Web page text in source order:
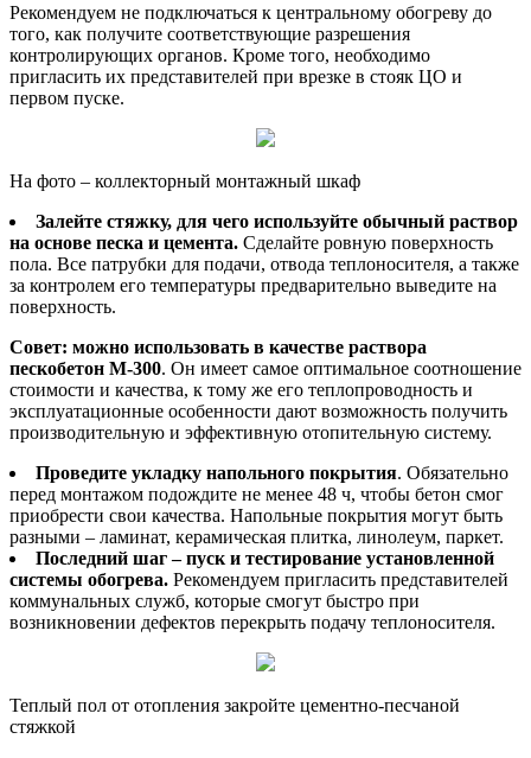
Рекомендуем не подключаться к центральному обогреву до
того, как получите соответствующие разрешения
контролирующих органов. Кроме того, необходимо
пригласить их представителей при врезке в стояк ЦО и
первом пуске.
На фото – коллекторный монтажный шкаф
Залейте стяжку, для чего используйте обычный раствор
на основе песка и цемента. Сделайте ровную поверхность
пола. Все патрубки для подачи, отвода теплоносителя, а также
за контролем его температуры предварительно выведите на
поверхность.
Совет: можно использовать в качестве раствора
пескобетон М-300. Он имеет самое оптимальное соотношение
стоимости и качества, к тому же его теплопроводность и
эксплуатационные особенности дают возможность получить
производительную и эффективную отопительную систему.
Проведите укладку напольного покрытия. Обязательно
перед монтажом подождите не менее 48 ч, чтобы бетон смог
приобрести свои качества. Напольные покрытия могут быть
разными – ламинат, керамическая плитка, линолеум, паркет.
Последний шаг – пуск и тестирование установленной
системы обогрева. Рекомендуем пригласить представителей
коммунальных служб, которые смогут быстро при
возникновении дефектов перекрыть подачу теплоносителя.
Теплый пол от отопления закройте цементно-песчаной
стяжкой